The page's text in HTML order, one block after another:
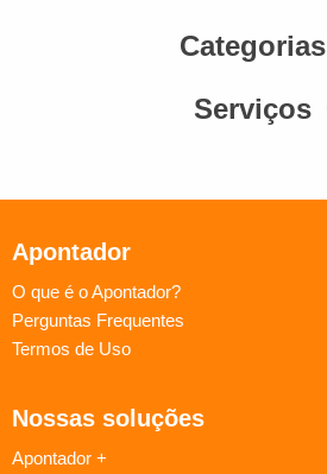
Categorias
Serviços
Apontador
O que é o Apontador?
Perguntas Frequentes
Termos de Uso
Nossas soluções
Apontador +